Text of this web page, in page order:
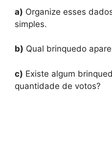
a) Organize esses
simples.
b) Qual brinquedo
c) Existe algum
quantidade de votos?